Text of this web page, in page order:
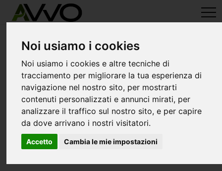
Noi usiamo i cookies
Noi usiamo i cookies e altre tecniche di
tracciamento per migliorare la tua esperienza di
navigazione nel nostro sito, per mostrarti
contenuti personalizzati e annunci mirati, per
analizzare il traffico sul nostro sito, e per capire
da dove arrivano i nostri visitatori.
Accetto Cambia le mie impostazioni
avvo-it>Rieti> Avvocati belmonte in sabina